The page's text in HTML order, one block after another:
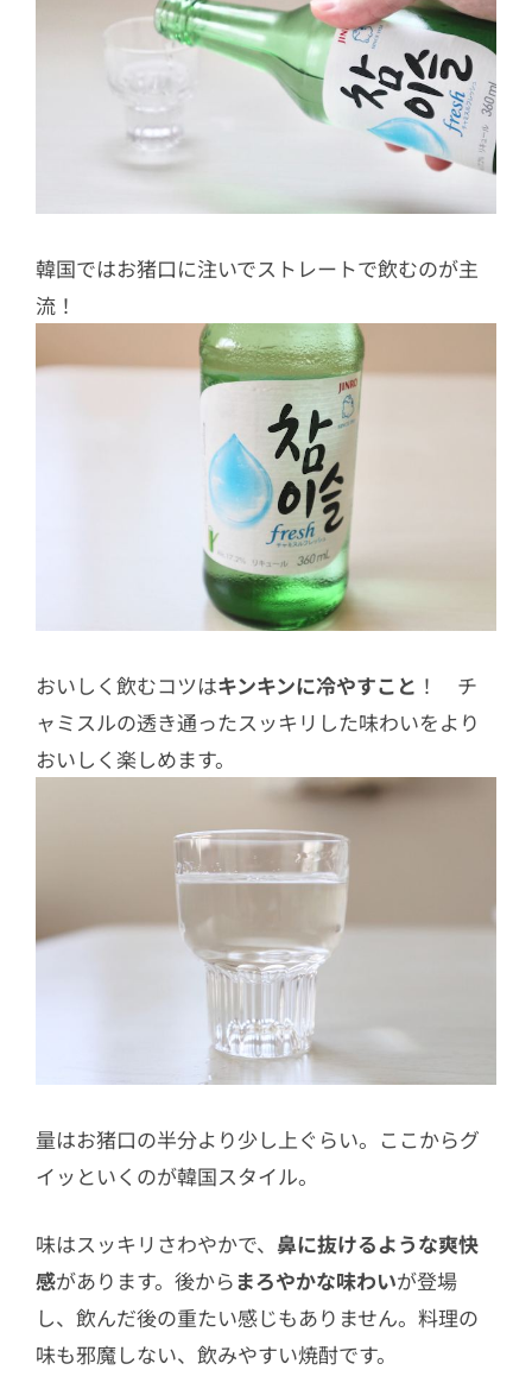
韓国ではお猪口に注いでストレートで飲むのが主
流！
おいしく飲むコツはキンキンに冷やすこと ！ チ
ャミスルの透き通ったスッキリした味わいをより
おいしく楽しめます。
量はお猪口の半分より少し上ぐらい。ここからグ
イッといくのが韓国スタイル。
味はスッキリさわやかで、 鼻に抜けるような爽快
感があります。後からまろやかな味わいが登場
し、飲んだ後の重たい感じもありません。料理の
味も邪魔しない、飲みやすい焼酎です。